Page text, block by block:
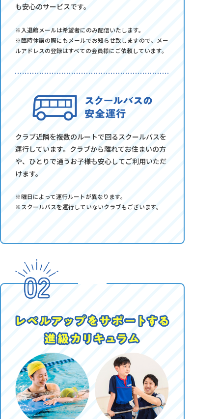
も安心のサービスです。
※入退館メールは希望者にのみ配信いたします。
※臨時休講の際にもメールでお知らせ致しますので、メー
ルアドレスの登録はすべての会員様にご依頼しています。
クラブ近隣を複数のルートで回るスクールバスを
運行しています。クラブから離れてお住まいの方
や、ひとりで通うお子様も安心してご利用いただ
けます。
※曜日によって運行ルートが異なります。
※スクールバスを運行していないクラブもございます。